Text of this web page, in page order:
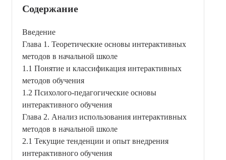
Содержание
Введение
Глава 1. Теоретические основы интерактивных
методов в начальной школе
1.1 Понятие и классификация интерактивных
методов обучения
1.2 Психолого-педагогические основы
интерактивного обучения
Глава 2. Анализ использования интерактивных
методов в начальной школе
2.1 Текущие тенденции и опыт внедрения
интерактивного обучения